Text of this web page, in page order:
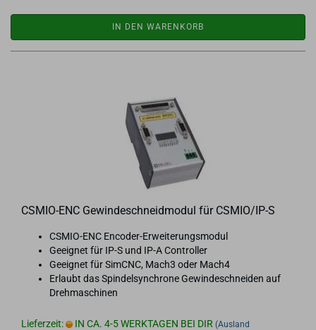
IN DEN WARENKORB
CSMIO-​​ENC Ge­win­de­schneid­mo­dul für CSMIO/IP-S
CSMIO-​ENC Encoder-​Erweiterungsmodul
Ge­eig­net für IP-S und IP-A Con­trol­ler
Ge­eig­net für SimCNC, Mach3 oder Mach4
Er­laubt das Spin­del­syn­chro­ne Ge­win­de­schnei­den auf
Dreh­ma­schi­nen
Lieferzeit: IN CA. 4-5 WERKTAGEN BEI DIR (Ausland